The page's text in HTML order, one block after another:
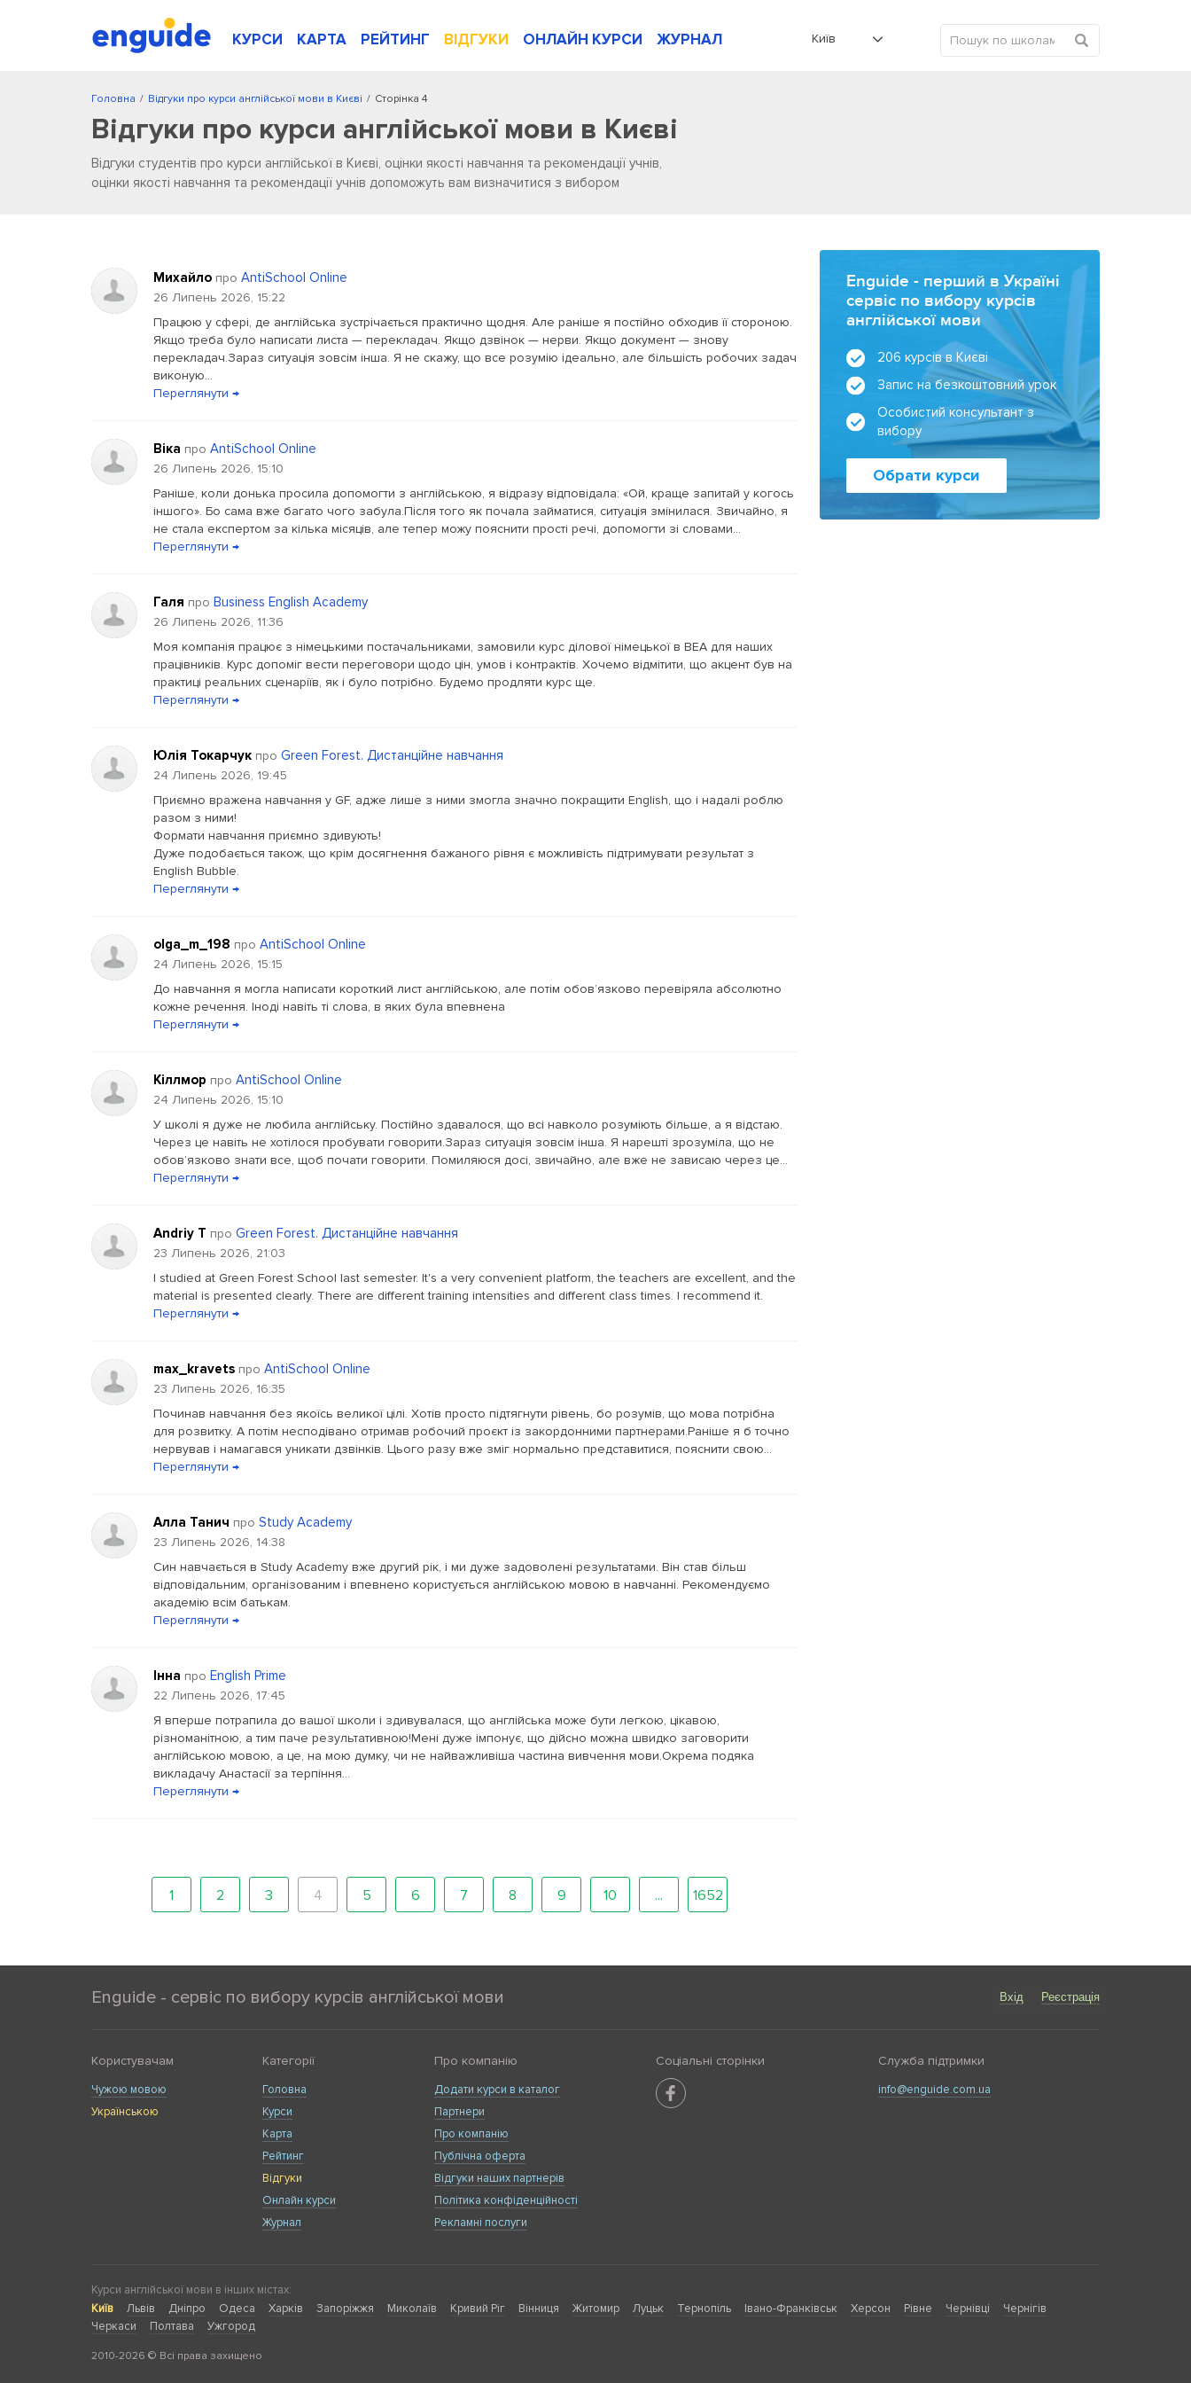
КУРСИ КАРТА РЕЙТИНГ ВІДГУКИ ОНЛАЙН КУРСИ ЖУРНАЛ Київ
/
Головна /
Відгуки про курси англійської мови в Києві Сторінка 4
Відгуки про курси англійської мови в Києві
Відгуки студентів про курси англійської в Києві, оцінки якості навчання та рекомендації учнів,
оцінки якості навчання та рекомендації учнів допоможуть вам визначитися з вибором
Михайло про AntiSchool Online
26 Липень 2026, 15:22
Працюю у сфері, де англійська зустрічається практично щодня. Але раніше я постійно обходив її стороною.
Якщо треба було написати листа — перекладач. Якщо дзвінок — нерви. Якщо документ — знову
перекладач.Зараз ситуація зовсім інша. Я не скажу, що все розумію ідеально, але більшість робочих задач
виконую...
Переглянути →
Віка про AntiSchool Online
26 Липень 2026, 15:10
Раніше, коли донька просила допомогти з англійською, я відразу відповідала: «Ой, краще запитай у когось
іншого». Бо сама вже багато чого забула.Після того як почала займатися, ситуація змінилася. Звичайно, я
не стала експертом за кілька місяців, але тепер можу пояснити прості речі, допомогти зі словами...
Переглянути →
Галя про Business English Academy
26 Липень 2026, 11:36
Моя компанія працює з німецькими постачальниками, замовили курс ділової німецької в BEA для наших
працівників. Курс допоміг вести переговори щодо цін, умов і контрактів. Хочемо відмітити, що акцент був на
практиці реальних сценаріїв, як і було потрібно. Будемо продляти курс ще.
Переглянути →
Юлія Токарчук про Green Forest. Дистанційне навчання
24 Липень 2026, 19:45
Приємно вражена навчання у GF, адже лише з ними змогла значно покращити English, що і надалі роблю
разом з ними!
Формати навчання приємно здивують!
Дуже подобається також, що крім досягнення бажаного рівня є можливість підтримувати результат з
English Bubble.
Переглянути →
olga_m_198 про AntiSchool Online
24 Липень 2026, 15:15
До навчання я могла написати короткий лист англійською, але потім обов’язково перевіряла абсолютно
кожне речення. Іноді навіть ті слова, в яких була впевнена
Переглянути →
Кіллмор про AntiSchool Online
24 Липень 2026, 15:10
У школі я дуже не любила англійську. Постійно здавалося, що всі навколо розуміють більше, а я відстаю.
Через це навіть не хотілося пробувати говорити.Зараз ситуація зовсім інша. Я нарешті зрозуміла, що не
обов’язково знати все, щоб почати говорити. Помиляюся досі, звичайно, але вже не зависаю через це...
Переглянути →
Andriy T про Green Forest. Дистанційне навчання
23 Липень 2026, 21:03
I studied at Green Forest School last semester. It's a very convenient platform, the teachers are excellent, and the
material is presented clearly. There are different training intensities and different class times. I recommend it.
Переглянути →
max_kravets про AntiSchool Online
23 Липень 2026, 16:35
Починав навчання без якоїсь великої цілі. Хотів просто підтягнути рівень, бо розумів, що мова потрібна
для розвитку. А потім несподівано отримав робочий проєкт із закордонними партнерами.Раніше я б точно
нервував і намагався уникати дзвінків. Цього разу вже зміг нормально представитися, пояснити свою...
Переглянути →
Алла Танич про Study Academy
23 Липень 2026, 14:38
Син навчається в Study Academy вже другий рік, і ми дуже задоволені результатами. Він став більш
відповідальним, організованим і впевнено користується англійською мовою в навчанні. Рекомендуємо
академію всім батькам.
Переглянути →
Інна про English Prime
22 Липень 2026, 17:45
Я вперше потрапила до вашої школи і здивувалася, що англійська може бути легкою, цікавою,
різноманітною, а тим паче результативною!Мені дуже імпонує, що дійсно можна швидко заговорити
англійською мовою, а це, на мою думку, чи не найважливіша частина вивчення мови.Окрема подяка
викладачу Анастасії за терпіння...
Переглянути →
1 2 3 4 5 6 7 8 9 10 ... 1652
Enguide - перший в Україні
сервіс по вибору курсів
англійської мови
206 курсів в Києві
Запис на безкоштовний урок
Особистий консультант з
вибору
Обрати курси
Enguide - сервіс по вибору курсів англійської мови Вхід Реєстрація
Користувачам
Чужою мовою
Українською
Категорії
Головна
Курси
Карта
Рейтинг
Відгуки
Онлайн курси
Журнал
Про компанію
Додати курси в каталог
Партнери
Про компанію
Публічна оферта
Відгуки наших партнерів
Політика конфіденційності
Рекламні послуги
Соціальні сторінки Служба підтримки
info@enguide.com.ua
Курси англійської мови в інших містах:
Київ
Львів Дніпро Одеса Харків Запоріжжя Миколаїв Кривий Ріг Вінниця Житомир Луцьк Тернопіль Івано-Франківськ Херсон Рівне Чернівці
Чернігів
Черкаси
Полтава Ужгород
2010-2026 © Всі права захищено